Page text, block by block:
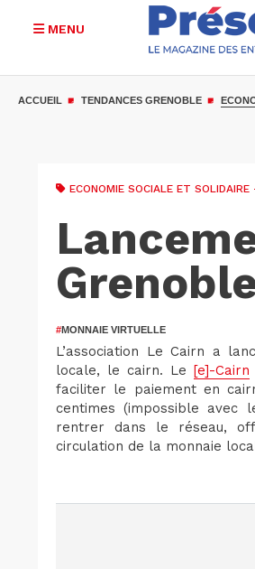
MENU
ACCUEIL TENDANCES GRENOBLE
ECONOMIE SOCIALE ET SOLIDAIRE
#MONNAIE VIRTUELLE
L’association Le Cairn a
locale, le cairn. Le [e]-Cairn
faciliter le paiement en
centimes (impossible avec
rentrer dans le réseau,
circulation de la monnaie